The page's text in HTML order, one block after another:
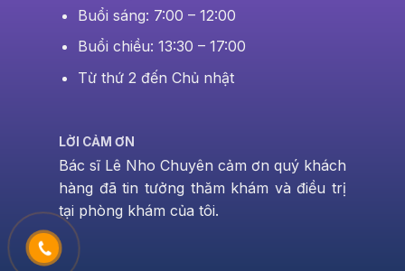
Buổi sáng: 7:00 – 12:00
Buổi chiều: 13:30 – 17:00
Từ thứ 2 đến Chủ nhật
LỜI CẢM ƠN
Bác sĩ Lê Nho Chuyên cảm ơn quý khách
hàng đã tin tưởng thăm khám và điều trị
tại phòng khám của tôi.